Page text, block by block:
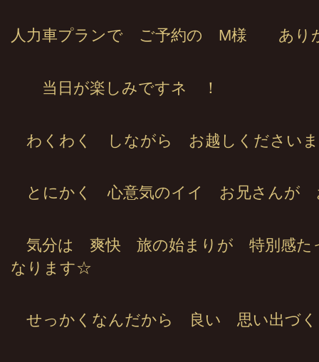
人力車プランで ご予約の M様 あり
当日が楽しみですネ ！
わくわく しながら お越しくださいま
とにかく 心意気のイイ お兄さんが
気分は 爽快 旅の始まりが 特別感
なります☆
せっかくなんだから 良い 思い出づく